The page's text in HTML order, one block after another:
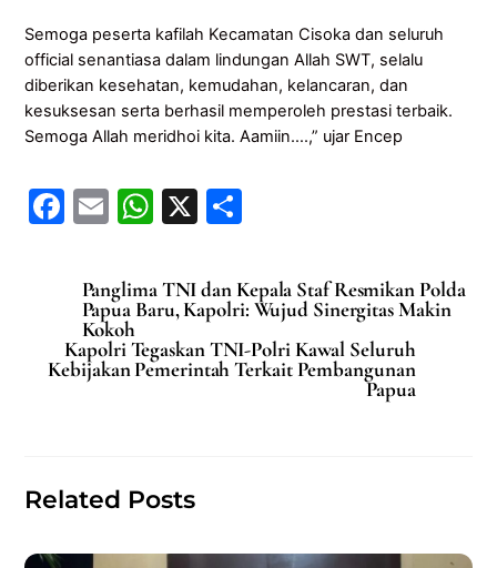
Semoga peserta kafilah Kecamatan Cisoka dan seluruh
official senantiasa dalam lindungan Allah SWT, selalu
diberikan kesehatan, kemudahan, kelancaran, dan
kesuksesan serta berhasil memperoleh prestasi terbaik.
Semoga Allah meridhoi kita. Aamiin….,” ujar Encep
F
c
e
b
o
E
ai
l
W
at
s
A
p
X
ar
e
Panglima TNI dan Kepala Staf Resmikan Polda
Papua Baru, Kapolri: Wujud Sinergitas Makin
Kokoh
Kapolri Tegaskan TNI-Polri Kawal Seluruh
Kebijakan Pemerintah Terkait Pembangunan
Papua
Related Posts